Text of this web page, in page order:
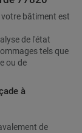
bâtiment est
de l'état
tels que
ou de
à
de